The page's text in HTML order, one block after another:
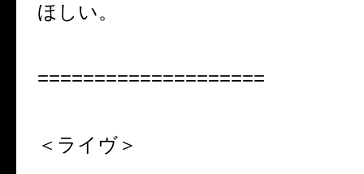
ほしい。
====================
＜ライヴ＞